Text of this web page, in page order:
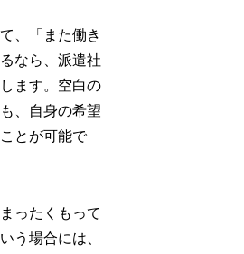
、「また働き
なら、派遣社
ます。空白の
、自身の希望
とが可能で
ったくもって
う場合には、